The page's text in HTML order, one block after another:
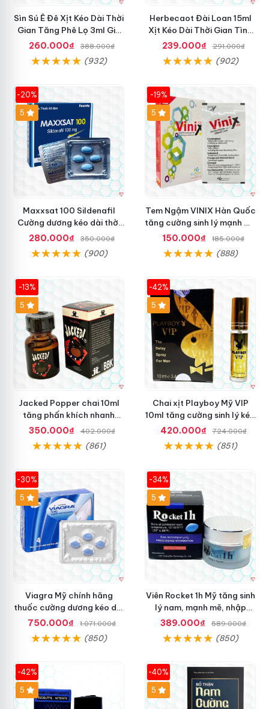
Sìn Sú Ê Đê Xịt Kéo Dài Thời
Gian Tăng Phê Lọ 3ml Giá
Tốt
260.000₫ 388.000₫
(932)
Herbecaot Đài Loan 15ml
Xịt Kéo Dài Thời Gian Tình
Dục Hiệu Quả
239.000₫ 291.000₫
(902)
-20%
5
Maxxsat 100 Sildenafil
Cường dương kéo dài thời
gian Nam
280.000₫ 350.000₫
(900)
-19%
5
Tem Ngậm VINIX Hàn Quốc
tăng cường sinh lý mạnh mẽ
hiệu quả
150.000₫ 185.000₫
(888)
-13%
5
Jacked Popper chai 10ml
tăng phấn khích nhanh
chóng mua ngay
350.000₫ 402.000₫
(861)
-42%
5
Chai xịt Playboy Mỹ VIP
10ml tăng cường sinh lý kéo
dài yêu
420.000₫ 724.000₫
(851)
-30%
5
Viagra Mỹ chính hãng
thuốc cường dương kéo dài
thời gian cho Nam nhập
khẩu chính ngạch
750.000₫ 1.071.000₫
(850)
-34%
5
Viên Rocket 1h Mỹ tăng sinh
lý nam, mạnh mẽ, nhập
khẩu
389.000₫ 589.000₫
(850)
-42%
5
-40%
5